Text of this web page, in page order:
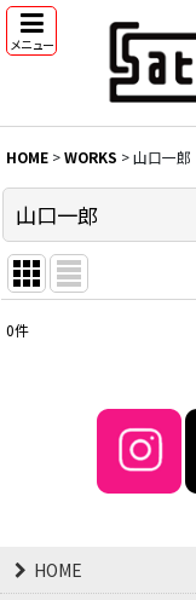
メニュー
HOME >WORKS >山口一郎
山口一郎
0件
HOME